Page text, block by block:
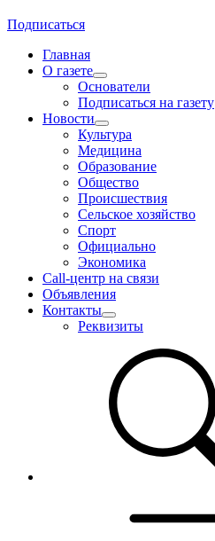
Подписаться
Главная
О газете
Основатели
Подписаться на газету
Новости
Культура
Медицина
Образование
Общество
Происшествия
Сельское хозяйство
Спорт
Официально
Экономика
Call-центр на связи
Объявления
Контакты
Реквизиты